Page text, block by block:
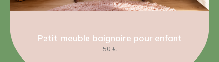
Petit meuble baignoire pour enfant
50 €